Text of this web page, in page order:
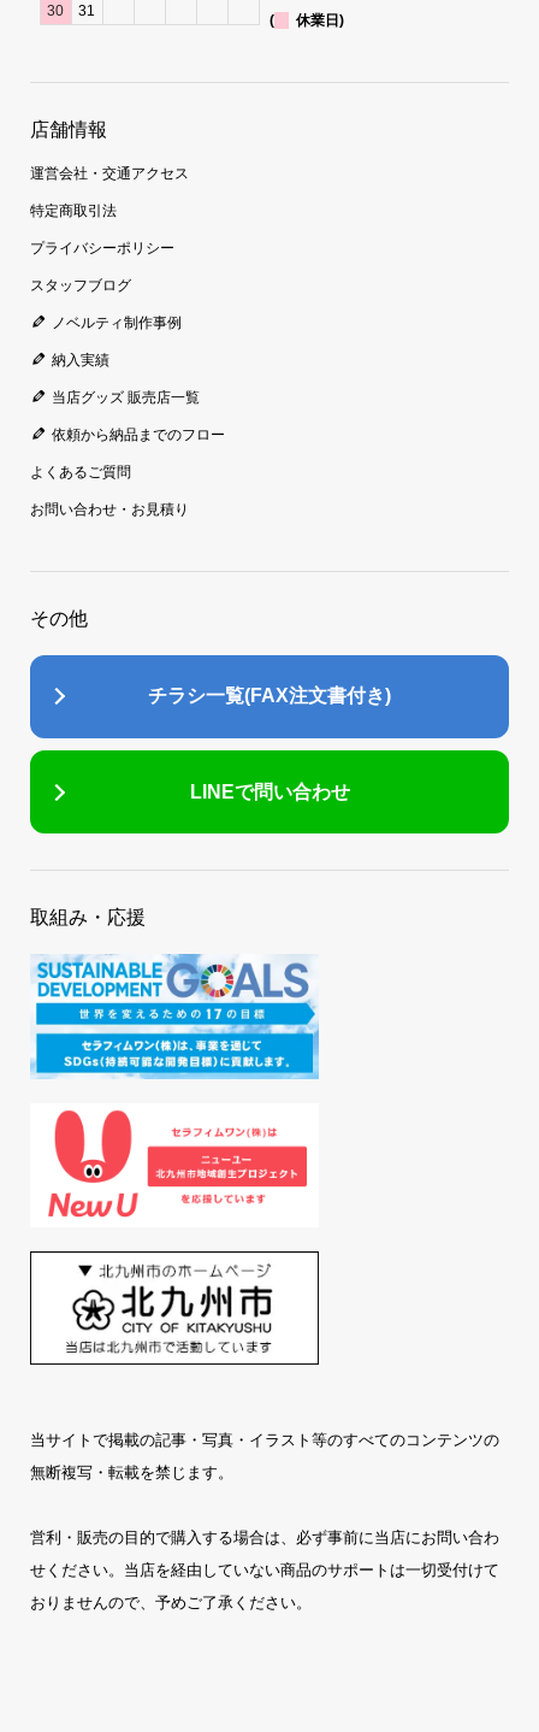
30
31
( 休業日)
店舗情報
運営会社・交通アクセス
特定商取引法
プライバシーポリシー
スタッフブログ
ノベルティ制作事例
納入実績
当店グッズ 販売店一覧
依頼から納品までのフロー
よくあるご質問
お問い合わせ・お見積り
その他
チラシ一覧(FAX注文書付き)
LINEで問い合わせ
取組み・応援
当サイトで掲載の記事・写真・イラスト等のすべてのコンテンツの
無断複写・転載を禁じます。
営利・販売の目的で購入する場合は、必ず事前に当店にお問い合わ
せください。当店を経由していない商品のサポートは一切受付けて
おりませんので、予めご了承ください。